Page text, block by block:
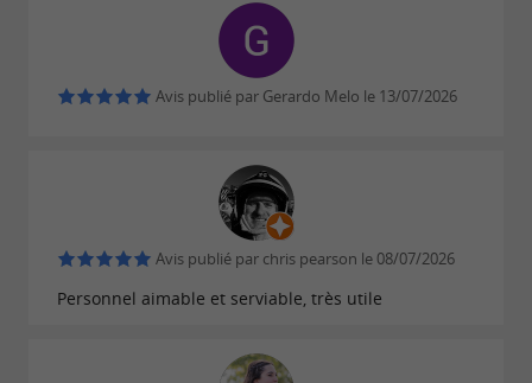
: surf, paddle, voile…
pour sillonner la commune
et ses environs
sur-Mer est un rendez-vous incontournable
pour découvrir les produits du terroir.
Avis publié par Gerardo Melo le 13/07/2026
Avis publié par chris pearson le 08/07/2026
Personnel aimable et serviable, très utile